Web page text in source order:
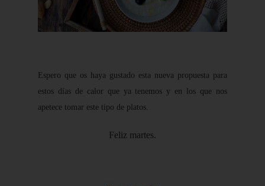
Espero que os haya gustado esta nueva propuesta para
estos días de calor que ya tenemos y en los que nos
apetece tomar este tipo de platos.
Feliz martes.